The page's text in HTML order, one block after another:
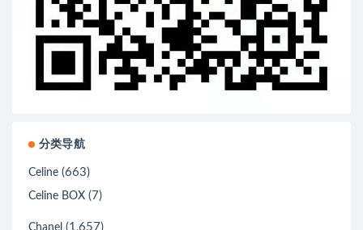
分类导航
Celine (663)
Celine BOX (7)
Chanel (1,657)